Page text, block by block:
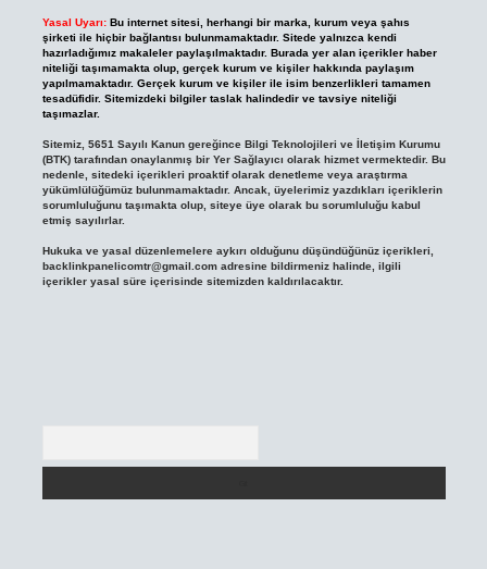
Yasal Uyarı: Bu internet sitesi, herhangi bir marka, kurum veya şahıs
şirketi ile hiçbir bağlantısı bulunmamaktadır. Sitede yalnızca kendi
hazırladığımız makaleler paylaşılmaktadır. Burada yer alan içerikler haber
niteliği taşımamakta olup, gerçek kurum ve kişiler hakkında paylaşım
yapılmamaktadır. Gerçek kurum ve kişiler ile isim benzerlikleri tamamen
tesadüfidir. Sitemizdeki bilgiler taslak halindedir ve tavsiye niteliği
taşımazlar.
Sitemiz, 5651 Sayılı Kanun gereğince Bilgi Teknolojileri ve İletişim Kurumu
(BTK) tarafından onaylanmış bir Yer Sağlayıcı olarak hizmet vermektedir. Bu
nedenle, sitedeki içerikleri proaktif olarak denetleme veya araştırma
yükümlülüğümüz bulunmamaktadır. Ancak, üyelerimiz yazdıkları içeriklerin
sorumluluğunu taşımakta olup, siteye üye olarak bu sorumluluğu kabul
etmiş sayılırlar.
Hukuka ve yasal düzenlemelere aykırı olduğunu düşündüğünüz içerikleri,
backlinkpanelicomtr@gmail.comadresine bildirmeniz halinde, ilgili
içerikler yasal süre içerisinde sitemizden kaldırılacaktır.